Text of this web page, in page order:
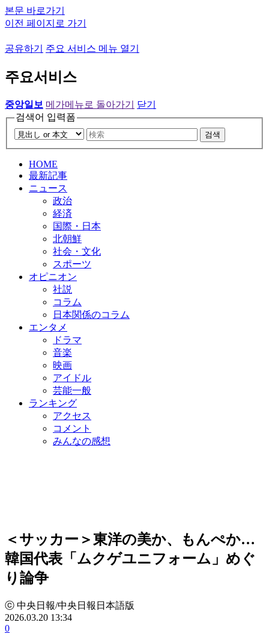
본문 바로가기
이전 페이지로 가기
공유하기 주요 서비스 메뉴 열기
주요서비스
중앙일보 메가메뉴로 돌아가기
닫기
검색어 입력폼
검색
HOME
最新記事
ニュース
政治
経済
国際・日本
北朝鮮
社会・文化
スポーツ
オピニオン
社説
コラム
日本関係のコラム
エンタメ
ドラマ
音楽
映画
アイドル
芸能一般
ランキング
アクセス
コメント
みんなの感想
＜サッカー＞東洋の美か、もんぺか…
韓国代表「ムクゲユニフォーム」めぐ
り論争
ⓒ 中央日報/中央日報日本語版
2026.03.20 13:34
0